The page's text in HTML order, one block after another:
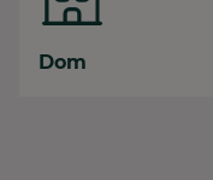
Dom